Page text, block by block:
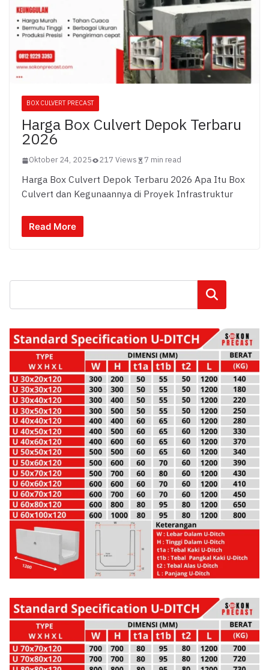
BOX CULVERT PRECAST
Harga Box Culvert Depok Terbaru
2026
Oktober 24, 2025 217 Views 7 min read
Harga Box Culvert Depok Terbaru 2026 Apa Itu Box
Culvert dan Kegunaannya di Proyek Infrastruktur
Read More
Cari